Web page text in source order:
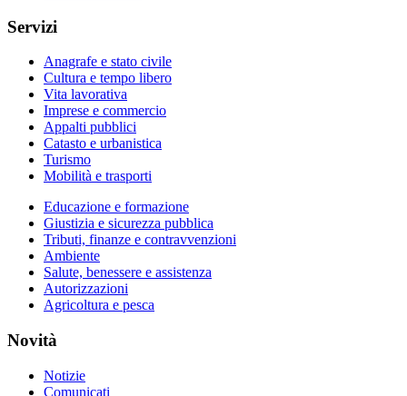
Servizi
Anagrafe e stato civile
Cultura e tempo libero
Vita lavorativa
Imprese e commercio
Appalti pubblici
Catasto e urbanistica
Turismo
Mobilità e trasporti
Educazione e formazione
Giustizia e sicurezza pubblica
Tributi, finanze e contravvenzioni
Ambiente
Salute, benessere e assistenza
Autorizzazioni
Agricoltura e pesca
Novità
Notizie
Comunicati